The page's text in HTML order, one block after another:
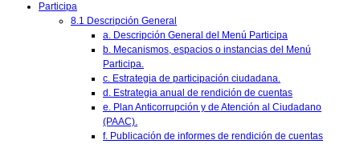
Participa
8.1 Descripción General
a. Descripción General del Menú Participa
b. Mecanismos, espacios o instancias del Menú
Participa.
c. Estrategia de participación ciudadana.
d. Estrategia anual de rendición de cuentas
e. Plan Anticorrupción y de Atención al Ciudadano
(PAAC).
f. Publicación de informes de rendición de cuentas